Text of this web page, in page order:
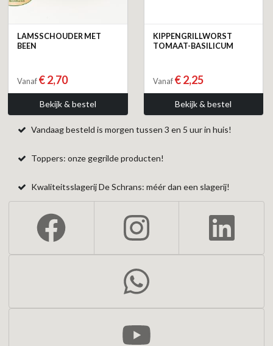
LAMSSCHOUDER MET
BEEN
Vanaf € 2,70
Bekijk & bestel
KIPPENGRILLWORST
TOMAAT-BASILICUM
Vanaf € 2,25
Bekijk & bestel
Vandaag besteld is morgen tussen 3 en 5 uur in huis!
Toppers: onze gegrilde producten!
Kwaliteitsslagerij De Schrans: méér dan een slagerij!